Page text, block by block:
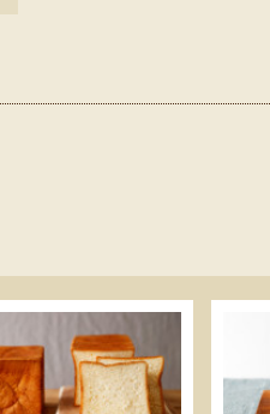
こちらの商